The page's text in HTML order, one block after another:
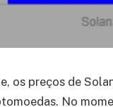
os preços de
No